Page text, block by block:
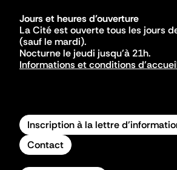
Jours et heures d'ouverture
La Cité est ouverte tous les jours
(sauf le mardi).
Nocturne le jeudi jusqu'à 21h.
Informations et conditions
Inscription à la lettre
Contact